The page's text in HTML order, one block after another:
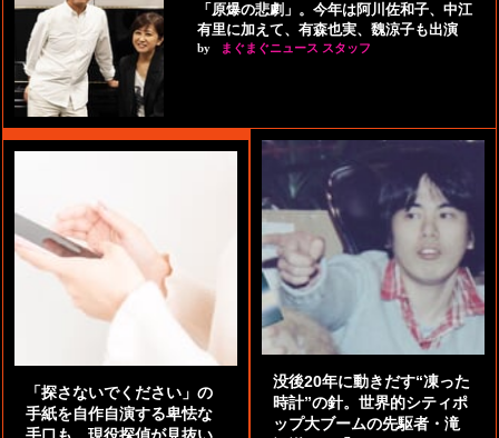
「原爆の悲劇」。今年は阿川佐和子、中江
有里に加えて、有森也実、魏涼子も出演
by まぐまぐニュース スタッフ
「探さないでください」の
手紙を自作自演する卑怯な
手口も。現役探偵が見抜い
没後20年に動きだす“凍った
時計”の針。世界的シティポ
ップ大ブームの先駆者・滝